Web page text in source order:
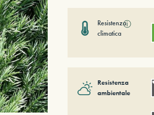
Resistenza
climatica
ⓘ
Resistenza
ambientale